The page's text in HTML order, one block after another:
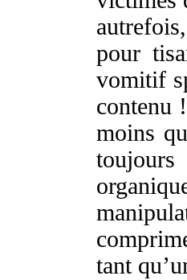
autrefois
pour
vomitif
contenu
moins
tant